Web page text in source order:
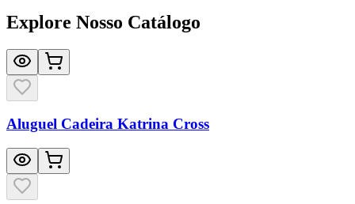
Explore Nosso Catálogo
Aluguel Cadeira Katrina Cross